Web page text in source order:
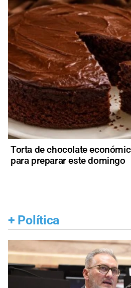
Torta de chocolate
para preparar este domingo
+ Política